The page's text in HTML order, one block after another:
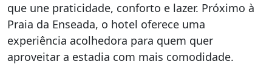
que une praticidade, conforto e lazer. Próximo à
Praia da Enseada, o hotel oferece uma
experiência acolhedora para quem quer
aproveitar a estadia com mais comodidade.